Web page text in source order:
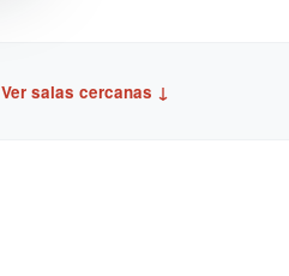
Ver salas cercanas ↓